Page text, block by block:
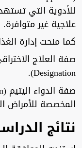
للأدوية التي
علاجية غير متوافرة.
كما منحت إدارة
Designation).
المخصصة للأمراض
نتائج